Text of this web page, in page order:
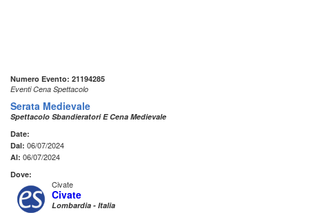
Numero Evento: 21194285
Eventi Cena Spettacolo
Serata Medievale
Spettacolo Sbandieratori E Cena Medievale
Date:
Dal: 06/07/2024
Al: 06/07/2024
Dove:
Civate
Civate
Lombardia - Italia